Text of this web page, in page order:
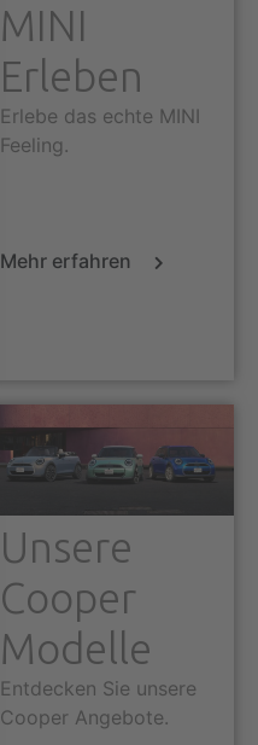
MINI
Erleben
Erlebe das echte MINI
Feeling.
Mehr erfahren
Unsere
Cooper
Modelle
Entdecken Sie unsere
Cooper Angebote.